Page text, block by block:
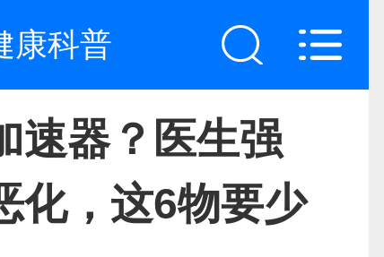
康科普
速器？医生强
化，这6物要少